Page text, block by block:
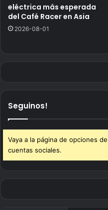
eléctrica más esperada
del Café Racer en Asia
2026-08-01
Seguinos!
Vaya a la página de opciones
cuentas sociales.